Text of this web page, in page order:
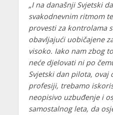
„I na današnji Svjetski
svakodnevnim ritmom
provesti za kontrolama
obavljajući uobičajene
visoko. Iako nam zbog
neće djelovati ni po
Svjetski dan pilota, ovaj
profesiji, trebamo
neopisivo uzbuđenje i
samostalnog leta, da